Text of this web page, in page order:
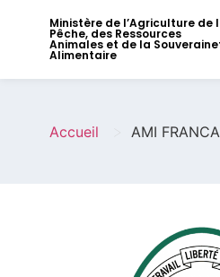
Ministère de l’Agriculture de
Pêche, des Ressources
Animales et de la
Alimentaire
Accueil AMI